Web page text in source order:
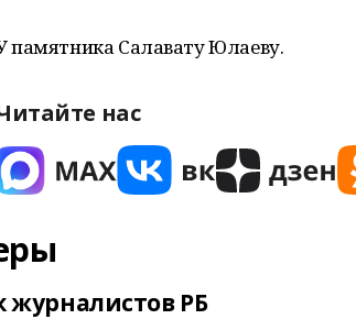
памятника Салавату Юлаеву.
нас
журналистов РБ